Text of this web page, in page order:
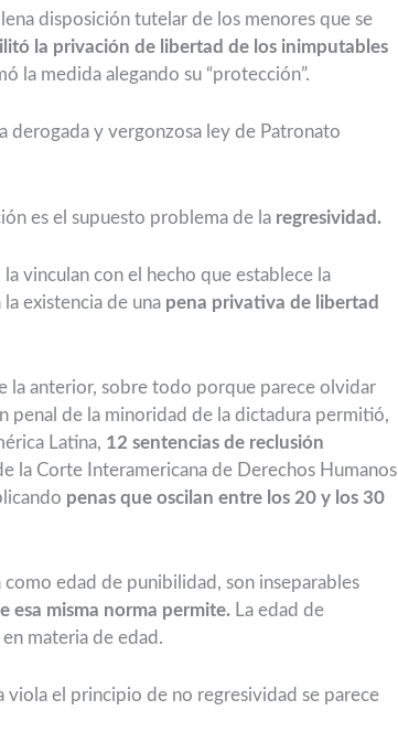
disposición tutelar de los menores que se
la privación de libertad de los inimputables
la medida alegando su “protección”.
derogada y vergonzosa ley de Patronato
es el supuesto problema de la regresividad.
vinculan con el hecho que establece la
existencia de una pena privativa de libertad
la anterior, sobre todo porque parece olvidar
penal de la minoridad de la dictadura permitió,
Latina, 12 sentencias de reclusión
la Corte Interamericana de Derechos Humanos
penas que oscilan entre los 20 y los 30
edad de punibilidad, son inseparables
esa misma norma permite. La edad de
materia de edad.
viola el principio de no regresividad se parece